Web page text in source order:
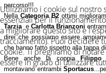
percorso!!!
Nella Categoria B2ottimi
Tarzia eCarlotta Brianzoni
direi che possiamo essere
che hanno fatto rispetto alla tappa
Bene anche la coppia
Filippo
montavano entrambiSportacus
Utilizziamo i cookie sul nostro
essenziali per il
a migliorare questo sito e
tracciamento). Puoi decidere
cookie. Ti preghiamo di
essere in grado di utilizzare